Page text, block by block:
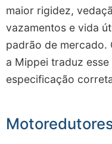
maior rigidez,
vazamentos e vida
padrão de
a Mippei traduz
especificação